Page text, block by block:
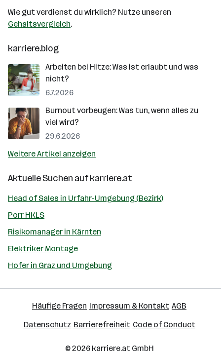
Wie gut verdienst du wirklich? Nutze unseren
Gehaltsvergleich.
karriere.blog
Arbeiten bei Hitze: Was ist erlaubt und was
nicht?
6.7.2026
Burnout vorbeugen: Was tun, wenn alles zu
viel wird?
29.6.2026
Weitere Artikel anzeigen
Aktuelle Suchen aufkarriere.at
Head of Sales in Urfahr-Umgebung (Bezirk)
Porr HKLS
Risikomanager in Kärnten
Elektriker Montage
Hofer in Graz und Umgebung
Häufige Fragen Impressum & Kontakt AGB
Datenschutz Barrierefreiheit Code of Conduct
© 2026 karriere.atGmbH